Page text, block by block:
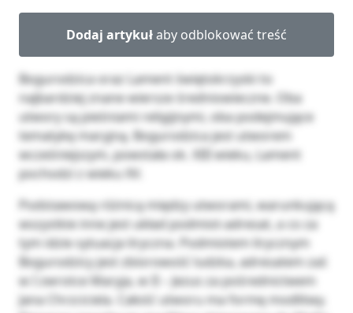
Dodaj artykułaby odblokować treść
Bogurodzica oraz Lament świętokrzyski to
najbardziej znane wiersze średniowieczne. Oba
utwory są pieśniami religijnymi, oba podejmujące
tematykę maryjną. Bogurodzica jest utworem
wcześniejszym, powstała ok. XIII wieku, Lament
pochodzi z wieku XV.
Podstawową różnicą między utworami, warunkującą
wszystkie inne jest układ podmiot-adresat, a co za
tym idzie sytuacja liryczna. Podmiotem lirycznym
Bogurodzicy jest zbiorowość ludzka, adresatem zaś
w I zwrotce Maryja, w II – Jezus za pośrednictwem
Jana Chrzciciela. Całość utworu ma formę modlitwy.